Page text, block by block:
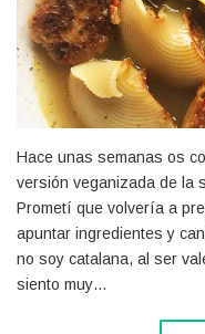
Hace unas semanas os
versión veganizada de la
Prometí que volvería a
apuntar ingredientes y
no soy catalana, al ser
siento muy…